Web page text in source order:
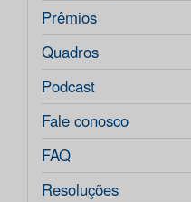
Prêmios
Quadros
Podcast
Fale conosco
FAQ
Resoluções